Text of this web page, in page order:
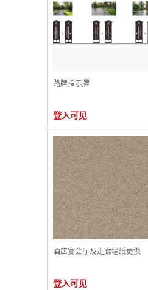
路牌指示牌
登入可见
酒店宴会厅及走廊墙纸更换
登入可见